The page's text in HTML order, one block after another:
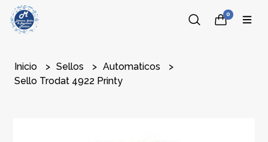
0
Inicio Sellos
Automaticos
Sello Trodat 4922 Printy